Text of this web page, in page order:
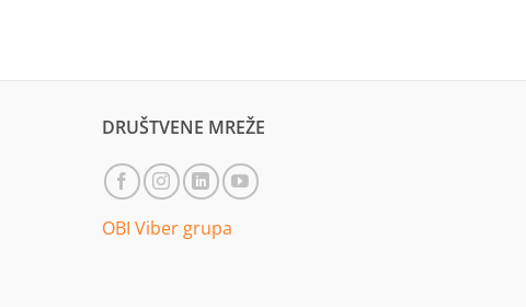
DRUŠTVENE MREŽE
OBI Viber grupa